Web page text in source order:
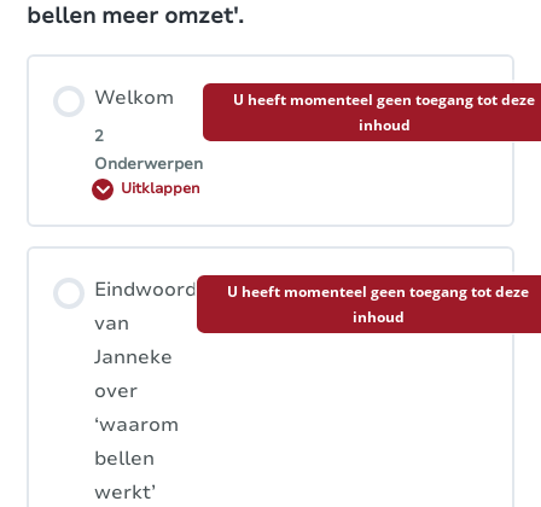
2.2.5 Opvolgen van offertes
2.2.6 Proactief bellen
bellen meer omzet'.
Welkom
2
Onderwerpen
U heeft momenteel geen toegang tot deze
inhoud
Hoofdstuk inhoud
0% VOLTOOID
Belofte
Wie is Janneke van Meenen
Eindwoord
van
Janneke
over
‘waarom
bellen
werkt’
U heeft momenteel geen toegang tot deze
inhoud